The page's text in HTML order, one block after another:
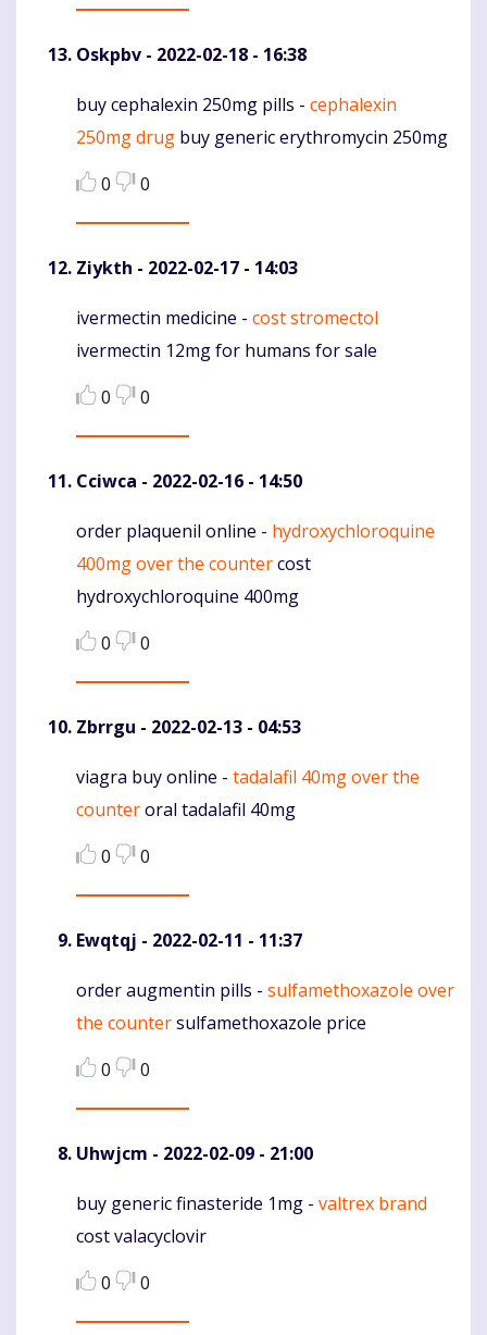
Oskpbv - 2022-02-18 - 16:38
Komentaras
buy cephalexin 250mg pills - cephalexin
250mg drug buy generic erythromycin 250mg
0
0
Ziykth - 2022-02-17 - 14:03
Komentaras
ivermectin medicine - cost stromectol
ivermectin 12mg for humans for sale
0
0
Cciwca - 2022-02-16 - 14:50
Komentaras
order plaquenil online - hydroxychloroquine
400mg over the countercost
hydroxychloroquine 400mg
0
0
Zbrrgu - 2022-02-13 - 04:53
Komentaras
viagra buy online - tadalafil 40mg over the
counteroral tadalafil 40mg
0
0
Ewqtqj - 2022-02-11 - 11:37
Komentaras
order augmentin pills - sulfamethoxazole over
the countersulfamethoxazole price
0
0
Uhwjcm - 2022-02-09 - 21:00
Komentaras
buy generic finasteride 1mg - valtrex brand
cost valacyclovir
0
0